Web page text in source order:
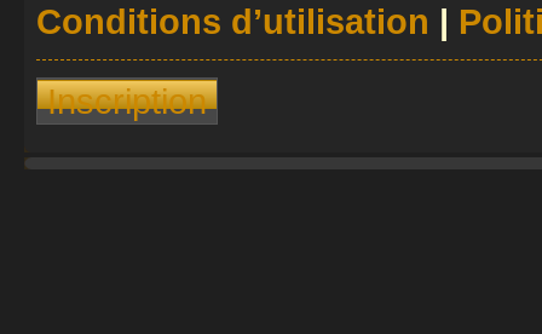
Conditions d’utilisation |
Inscription